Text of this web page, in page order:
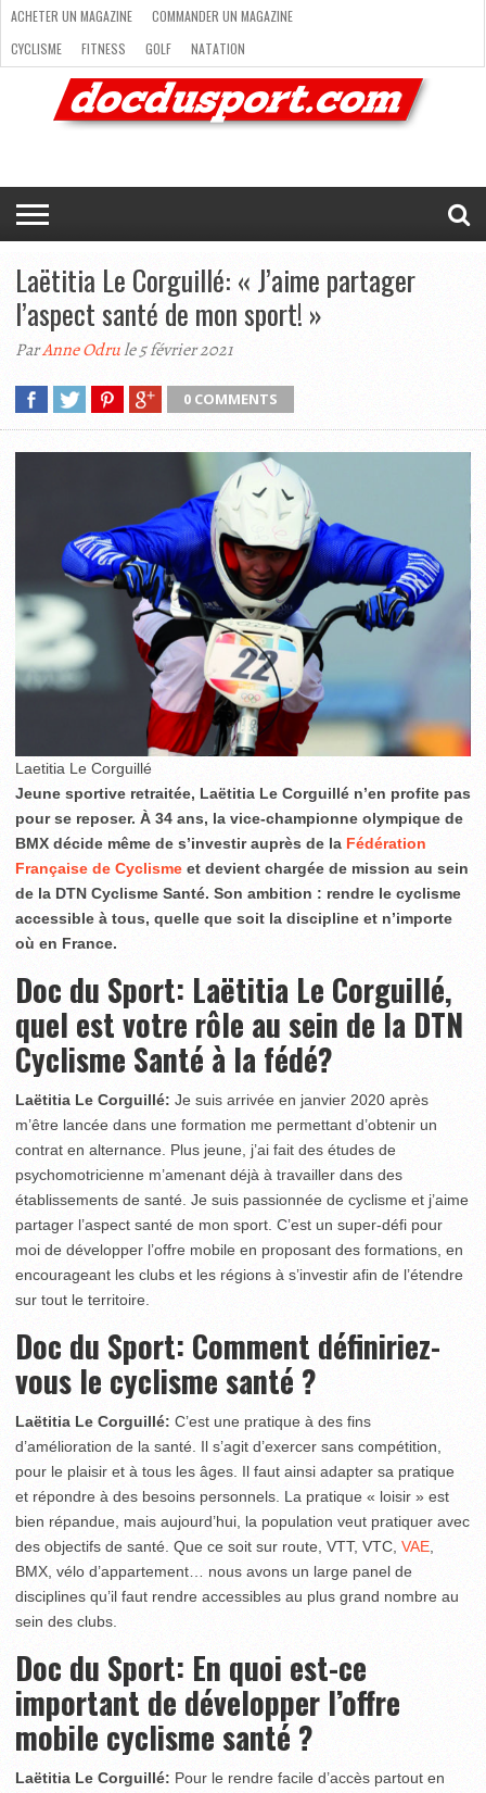
ACHETER
MAGAZINE
COMMANDER
UN
MAGAZINE
CYCLISME
FITNESS
GOLF
NATATION
RANDONNÉE
RUNNING
SKI
TRAIL
RUNNING
TRIATHLON
VOILE
NEWSLETTER
MAG’
EN
LIGNE
NOUS
CONTACTER
ACHETER UN MAGAZINE
COMMANDER UN MAGAZINE
CYCLISME
FITNESS GOLF
NATATION
RANDONNÉE
RUNNING SKI
TRAIL RUNNING
TRIATHLON
VOILE NEWSLETTER
MAG’ EN LIGNE
Laëtitia Le Corguillé: « J’aime partager
l’aspect santé de mon sport! »
ParAnne Odrule 5 février 2021
0 COMMENTS
Laetitia Le Corguillé
Jeune sportive retraitée, Laëtitia Le Corguillé n’en profite pas
pour se reposer. À 34 ans, la vice-championne olympique de
BMX décide même de s’investir auprès de la Fédération
Française de Cyclisme et devient chargée de mission au sein
de la DTN Cyclisme Santé. Son ambition : rendre le cyclisme
accessible à tous, quelle que soit la discipline et n’importe
où en France.
Doc du Sport: Laëtitia Le Corguillé,
quel est votre rôle au sein de la DTN
Cyclisme Santé à la fédé?
Laëtitia Le Corguillé: Je suis arrivée en janvier 2020 après
m’être lancée dans une formation me permettant d’obtenir un
contrat en alternance. Plus jeune, j’ai fait des études de
psychomotricienne m’amenant déjà à travailler dans des
établissements de santé. Je suis passionnée de cyclisme et j’aime
partager l’aspect santé de mon sport. C’est un super-défi pour
moi de développer l’offre mobile en proposant des formations, en
encourageant les clubs et les régions à s’investir afin de l’étendre
sur tout le territoire.
Doc du Sport: Comment définiriez-
vous le cyclisme santé ?
Laëtitia Le Corguillé: C’est une pratique à des fins
d’amélioration de la santé. Il s’agit d’exercer sans compétition,
pour le plaisir et à tous les âges. Il faut ainsi adapter sa pratique
et répondre à des besoins personnels. La pratique « loisir » est
bien répandue, mais aujourd’hui, la population veut pratiquer avec
des objectifs de santé. Que ce soit sur route, VTT, VTC, VAE
BMX, vélo d’appartement… nous avons un large panel de
disciplines qu’il faut rendre accessibles au plus grand nombre au
sein des clubs.
Doc du Sport: En quoi est-ce
important de développer l’offre
mobile cyclisme santé ?
Laëtitia Le Corguillé: Pour le rendre facile d’accès partout en